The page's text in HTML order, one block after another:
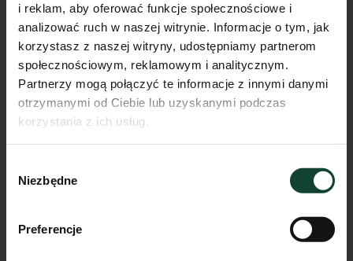
i reklam, aby oferować funkcje społecznościowe i
analizować ruch w naszej witrynie. Informacje o tym, jak
korzystasz z naszej witryny, udostępniamy partnerom
społecznościowym, reklamowym i analitycznym.
Partnerzy mogą połączyć te informacje z innymi danymi
otrzymanymi od Ciebie lub uzyskanymi podczas
korzystania z ich usług.
zgody
Niezbędne
Preferencje
Mieszkanie E.B.46
Pokoje
Przejdź do karty mieszkania